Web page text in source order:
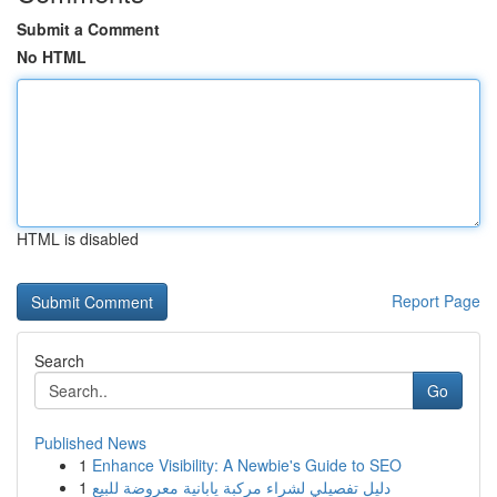
Submit a Comment
No HTML
HTML is disabled
Report Page
Search
Go
Published News
1 Enhance Visibility: A Newbie's Guide to SEO
1 دليل تفصيلي لشراء مركبة يابانية معروضة للبيع